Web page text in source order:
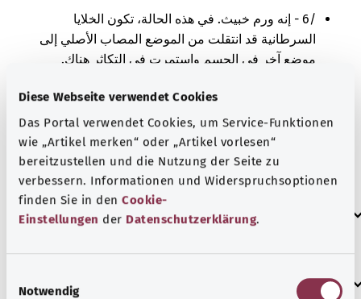
Diese Webseite verwendet Cookies
Das Portal verwendet Cookies, um Service-Funktionen
wie „Artikel merken“ oder „Artikel vorlesen“
bereitzustellen und die Nutzung der Seite zu
verbessern. Informationen und Widerspruchsoptionen
finden Sie in den Cookie-
Einstellungen der Datenschutzerklärung.
Notwendig
/6 - إنه ورم خبيث. في هذه الحالة، تكون الخلايا
السرطانية قد انتقلت من الموضع المصاب الأصلي إلى
موضع آخر في الجسم واستمرت في التكاثر هناك.
/9- إما أنه سرطان خبيث أو ورم خبيث. تكون الخلايا
السيطرة عليه. ومع ذلك، لا يمكنك معرفة ما إذا كانت
هذه الخلايا جاءت في الأصل من المنطقة المصابة أم أنها
انتشرت هناك من مكان آخر في الجسم.
إرشاد